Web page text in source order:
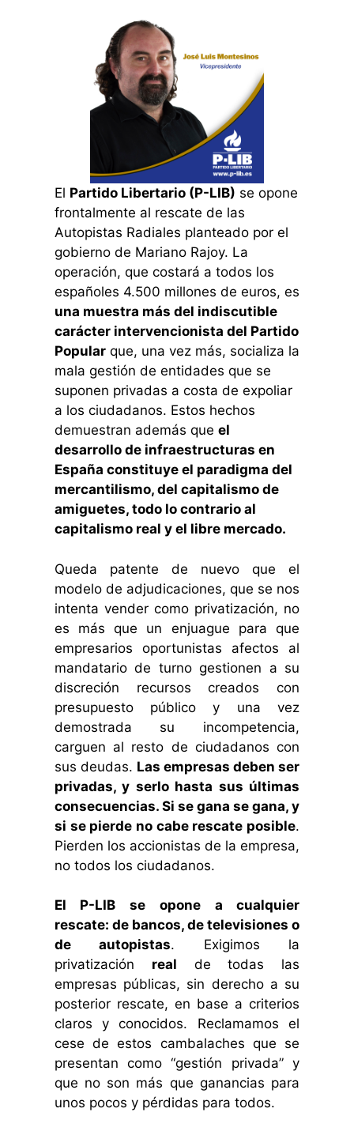
El Partido Libertario (P-LIB) se opone
frontalmente al rescate de las
Autopistas Radiales planteado por el
gobierno de Mariano Rajoy. La
operación, que costará a todos los
españoles 4.500 millones de euros, es
una muestra más del indiscutible
carácter intervencionista del Partido
Popularque, una vez más, socializa la
mala gestión de entidades que se
suponen privadas a costa de expoliar
a los ciudadanos. Estos hechos
demuestran además que el
desarrollo de infraestructuras en
España constituye el paradigma del
mercantilismo, del capitalismo de
amiguetes, todo lo contrario al
capitalismo real y el libre mercado.
Queda patente de nuevo que el
modelo de adjudicaciones, que se nos
intenta vender como privatización, no
es más que un enjuague para que
empresarios oportunistas afectos al
mandatario de turno gestionen a su
discreción recursos creados con
presupuesto público y una vez
demostrada su incompetencia,
carguen al resto de ciudadanos con
sus deudas. Las empresas deben ser
privadas, y serlo hasta sus últimas
consecuencias. Si se gana se gana, y
si se pierde no cabe rescate posible.
Pierden los accionistas de la empresa,
no todos los ciudadanos.
El P-LIB se opone a cualquier
rescate: de bancos, de televisiones o
de autopistas. Exigimos la
privatización real de todas las
empresas públicas, sin derecho a su
posterior rescate, en base a criterios
claros y conocidos. Reclamamos el
cese de estos cambalaches que se
presentan como “gestión privada” y
que no son más que ganancias para
unos pocos y pérdidas para todos.